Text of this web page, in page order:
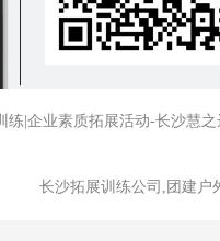
练|企业素质拓展活动-长
长沙拓展训练公司,团建户